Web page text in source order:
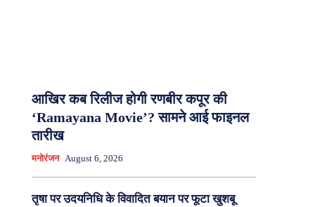
आखिर कब रिलीज होगी रणबीर कपूर की
‘Ramayana Movie’? सामने आई फाइनल
तारीख
मनोरंजन August 6, 2026
तृषा पर उदयनिधि के विवादित बयान पर फूटा खुशबू